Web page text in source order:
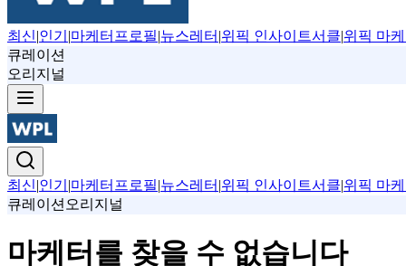
최신|인기 |마케터프로필|뉴스레터 |위픽 인사이트서클|위픽 마케
큐레이션
오리지널
최신|인기 |마케터프로필|뉴스레터 |위픽 인사이트서클|위픽 마케
큐레이션 오리지널
마케터를 찾을 수 없습니다